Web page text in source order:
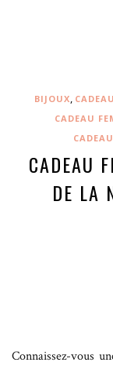
BIJOUX
CADEAU
CADEAU
DE LA
Connaissez-vous